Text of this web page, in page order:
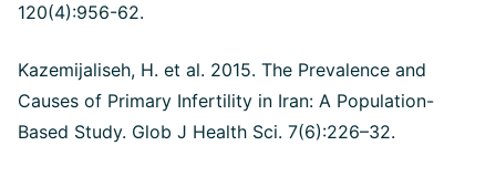
120(4):956-62.
Kazemijaliseh, H. et al. 2015. The Prevalence and
Causes of Primary Infertility in Iran: A Population-
Based Study. Glob J Health Sci. 7(6):226–32.